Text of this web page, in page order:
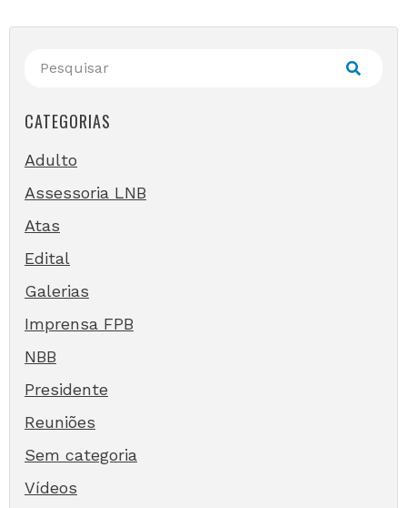
CATEGORIAS
Adulto
Assessoria LNB
Atas
Edital
Galerias
Imprensa FPB
NBB
Presidente
Reuniões
Sem categoria
Vídeos